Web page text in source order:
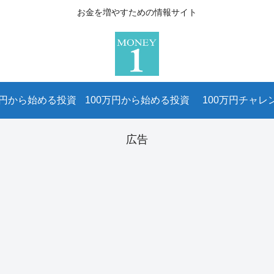
お金を増やすための情報サイト
から始める投資 100万円から始める投資 100万円チャレ
広告